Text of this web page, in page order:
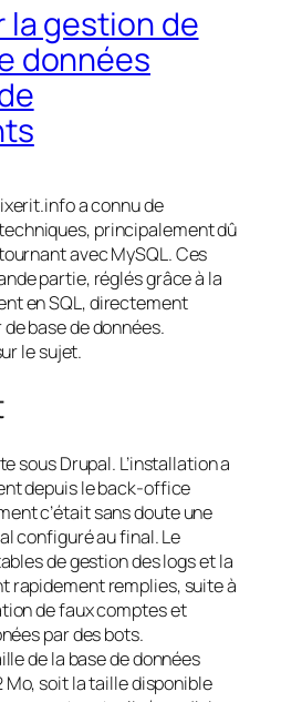
gestion de
données
a connu de
principalement dû
avec MySQL. Ces
partie, réglés grâce à la
en SQL, directement
base de données.
le sujet.
sous Drupal. L’installation a
depuis le back-office
c’était sans doute une
configuré au final. Le
de gestion des logs et la
rapidement remplies, suite à
de faux comptes et
par des bots.
de la base de données
Mo, soit la taille disponible